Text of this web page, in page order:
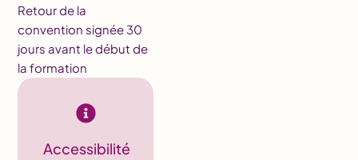
Retour de la
convention signée 30
jours avant le début de
la formation
Accessibilité